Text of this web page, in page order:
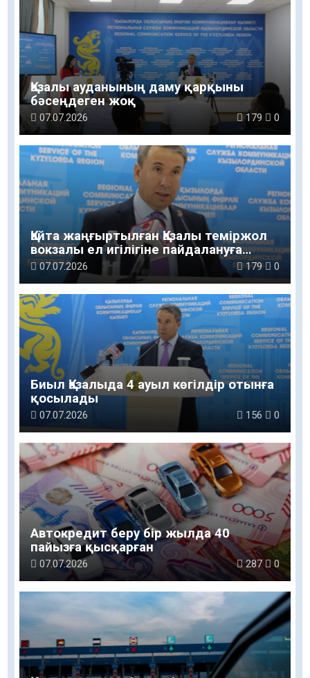
Қазалы ауданының даму қарқыны
бәсеңдеген жоқ
07.07.2026 179 0
Қайта жаңғыртылған Қазалы теміржол
вокзалы ел игілігіне пайдалануға
берілді
07.07.2026 179 0
Биыл Қазалыда 4 ауыл көгілдір отынға
қосылады
07.07.2026 156 0
Автокредит беру бір жылда 40
пайызға қысқарған
07.07.2026 287 0